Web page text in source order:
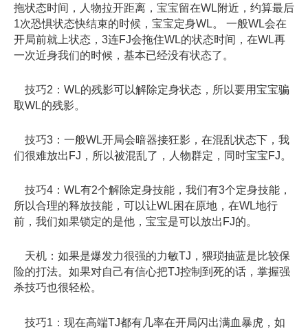
拖状态时间，人物拉开距离，宝宝留在WL附近，约算最后
1次恐惧状态快结束的时候，宝宝定身WL。 一般WL会在
开局前就上状态，3连FJ会拖住WL的状态时间，在WL再
一次近身我们的时候，基本已经没有状态了。
技巧2：WL的残影可以解除定身状态，所以要用宝宝骗
取WL的残影。
技巧3：一般WL开局会暗器接狂影，在混乱状态下，我
们很难放出FJ，所以被混乱了，人物群定，同时宝宝FJ。
技巧4：WL有2个解除定身技能，我们有3个定身技能，
所以合理的释放技能，可以让WL困在原地，在WL地行
前，我们如果锁定的是他，宝宝是可以放出FJ的。
天机：如果是爆发力很强的力敏TJ，猥琐抽蓝是比较保
险的打法。如果对自己有信心把TJ控制到死的话，掌握强
杀技巧也很轻松。
技巧1：现在高端TJ都有几率在开局闪出满血暴虎，如